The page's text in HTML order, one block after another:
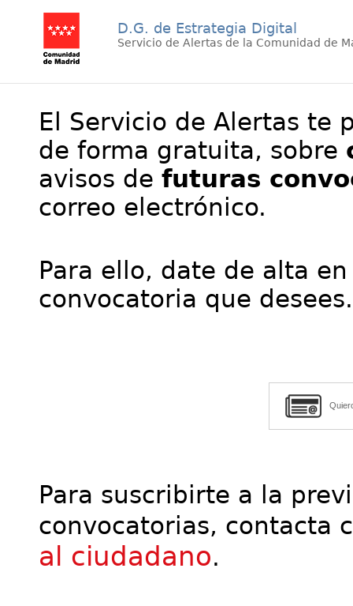
D.G. de Estrategia Digital
Servicio de Alertas de la Comunidad de
El Servicio de Alertas te
de forma gratuita, sobre
avisos de futuras
correo electrónico.
Para ello, date de alta
convocatoria que desees.
Para suscribirte a la
convocatorias, contacta
al ciudadano.